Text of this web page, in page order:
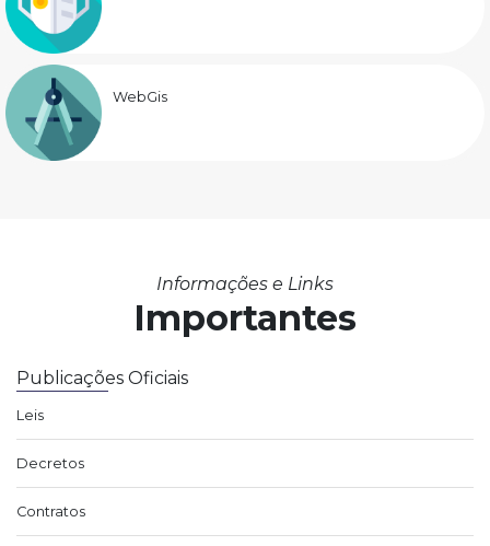
WebGis
Informações e Links
Importantes
Publicações Oficiais
Leis
Decretos
Contratos